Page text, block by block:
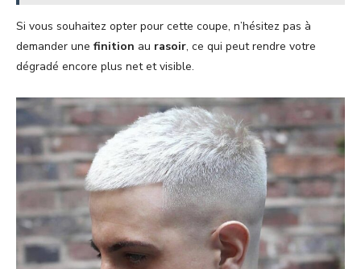
Si vous souhaitez opter pour cette coupe, n’hésitez pas à
demander une finition au rasoir, ce qui peut rendre votre
dégradé encore plus net et visible.